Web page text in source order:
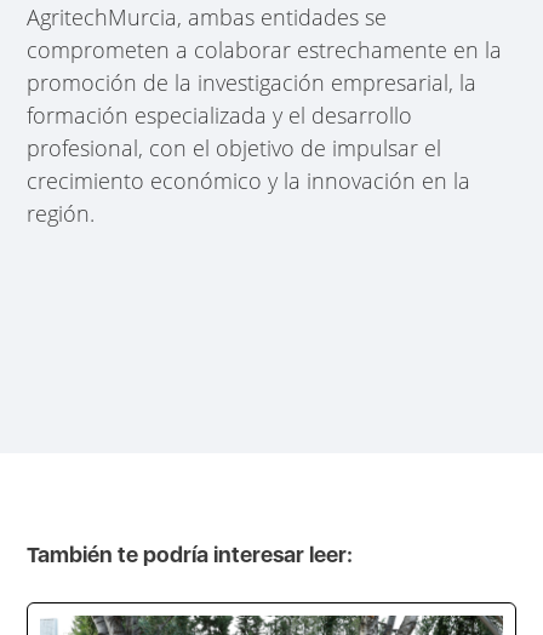
AgritechMurcia, ambas entidades se
comprometen a colaborar estrechamente en la
promoción de la investigación empresarial, la
formación especializada y el desarrollo
profesional, con el objetivo de impulsar el
crecimiento económico y la innovación en la
región.
También te podría interesar leer: